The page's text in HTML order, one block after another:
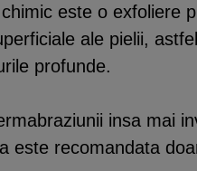
este o exfoliere
ale pielii,
profunde.
insa mai
este recomandata